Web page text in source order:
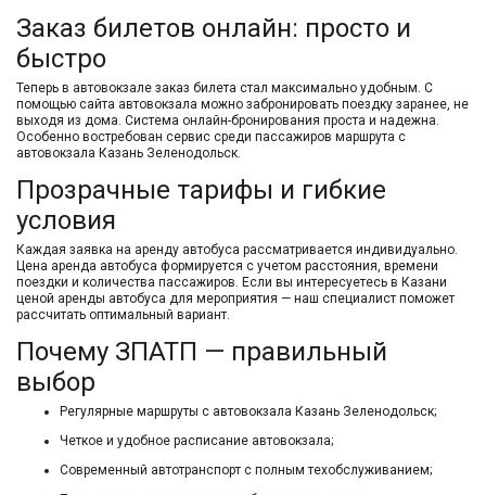
Заказ билетов онлайн: просто и
быстро
Теперь в автовокзале заказ билета стал максимально удобным. С
помощью сайта автовокзала можно забронировать поездку заранее, не
выходя из дома. Система онлайн-бронирования проста и надежна.
Особенно востребован сервис среди пассажиров маршрута с
автовокзала Казань Зеленодольск.
Прозрачные тарифы и гибкие
условия
Каждая заявка на аренду автобуса рассматривается индивидуально.
Цена аренда автобуса формируется с учетом расстояния, времени
поездки и количества пассажиров. Если вы интересуетесь в Казани
ценой аренды автобуса для мероприятия — наш специалист поможет
рассчитать оптимальный вариант.
Почему ЗПАТП — правильный
выбор
Регулярные маршруты с автовокзала Казань Зеленодольск;
Четкое и удобное расписание автовокзала;
Современный автотранспорт с полным техобслуживанием;